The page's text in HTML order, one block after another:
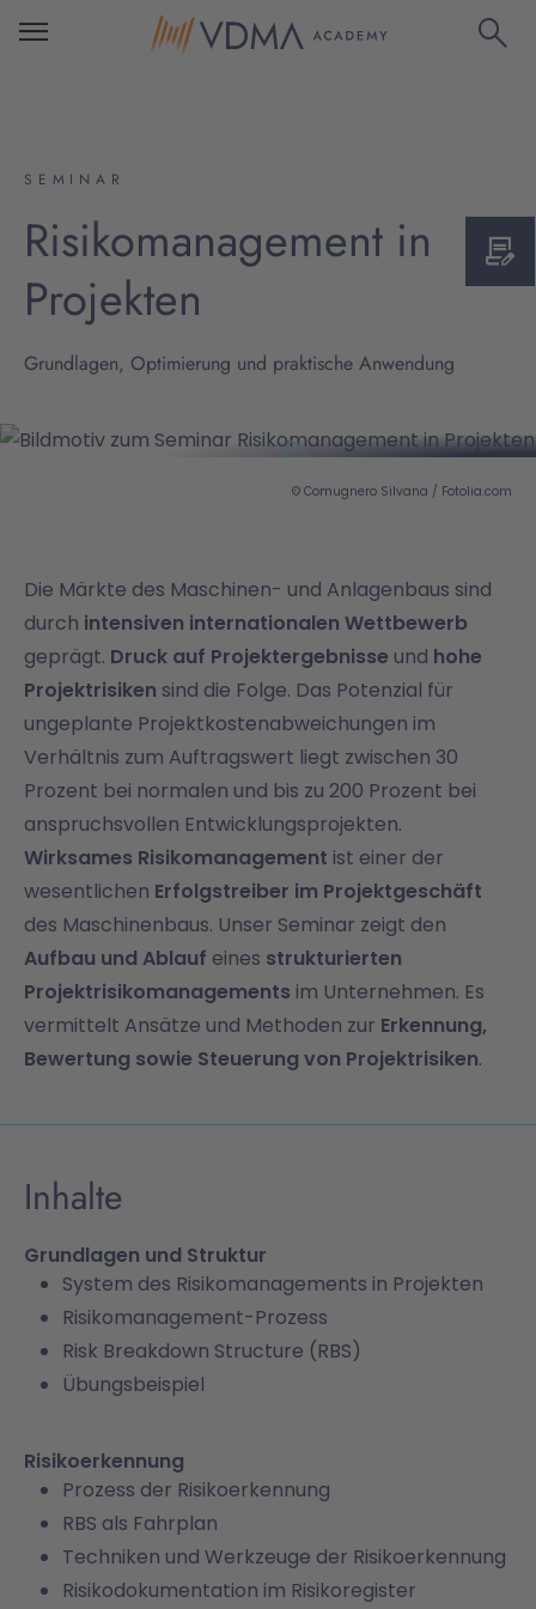
SEMINAR
Risikomanagement in
Projekten
Grundlagen, Optimierung und praktische Anwendung
© Comugnero Silvana / Fotolia.com
Die Märkte des Maschinen- und Anlagenbaus sind
durch intensiven internationalen Wettbewerb
geprägt. Druck auf Projektergebnisse und hohe
Projektrisiken sind die Folge. Das Potenzial für
ungeplante Projektkostenabweichungen im
Verhältnis zum Auftragswert liegt zwischen 30
Prozent bei normalen und bis zu 200 Prozent bei
anspruchsvollen Entwicklungsprojekten.
Wirksames Risikomanagement ist einer der
wesentlichen Erfolgstreiber im Projektgeschäft
des Maschinenbaus. Unser Seminar zeigt den
Aufbau und Ablauf eines strukturierten
Projektrisikomanagements im Unternehmen. Es
vermittelt Ansätze und Methoden zur Erkennung,
Bewertung sowie Steuerung von Projektrisiken.
Inhalte
Grundlagen und Struktur
System des Risikomanagements in Projekten
Risikomanagement-Prozess
Risk Breakdown Structure (RBS)
Übungsbeispiel
Risikoerkennung
Prozess der Risikoerkennung
RBS als Fahrplan
Techniken und Werkzeuge der Risikoerkennung
Risikodokumentation im Risikoregister